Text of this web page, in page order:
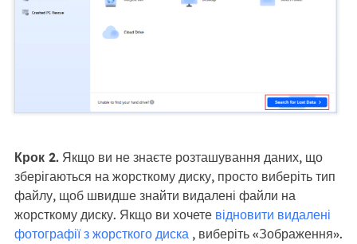
Крок 2.Якщо ви не знаєте розташування даних, що
зберігаються на жорсткому диску, просто виберіть тип
файлу, щоб швидше знайти видалені файли на
жорсткому диску. Якщо ви хочете відновити видалені
фотографії з жорсткого диска, виберіть «Зображення».